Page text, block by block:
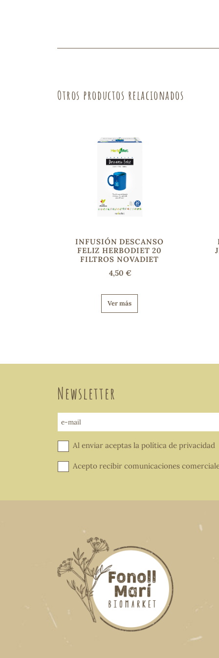
Otros productos relacionados
INFUSIÓN DESCANSO
FELIZ HERBODIET 20
FILTROS NOVADIET
4,50 €
Ver más
Newsletter
e-mail
Al enviar aceptas la política de privacidad
Acepto recibir comunicaciones